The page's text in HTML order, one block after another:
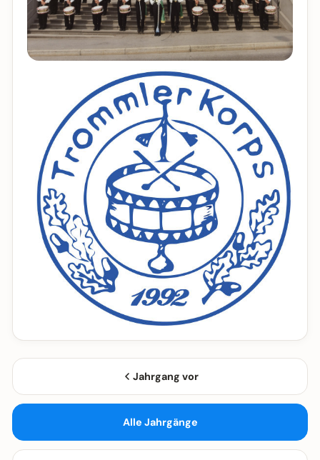
Jahrgang vor
Alle Jahrgänge